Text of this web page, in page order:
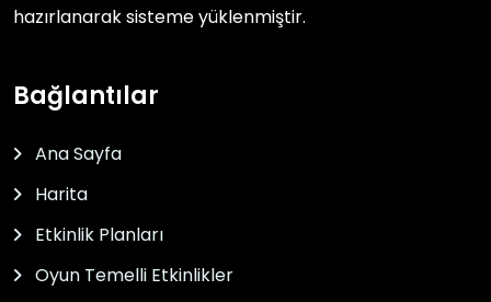
hazırlanarak sisteme yüklenmiştir.
Bağlantılar
Ana Sayfa
Harita
Etkinlik Planları
Oyun Temelli Etkinlikler